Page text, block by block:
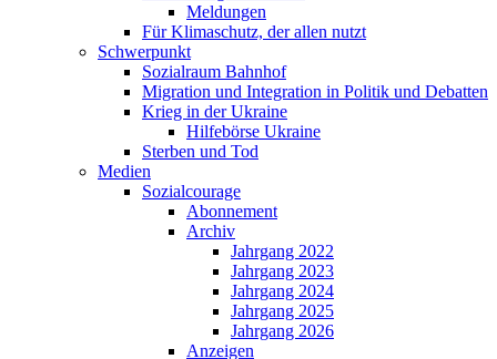
Meldungen
Für Klimaschutz, der allen nutzt
Schwerpunkt
Sozialraum Bahnhof
Migration und Integration in Politik und Debatten
Krieg in der Ukraine
Hilfebörse Ukraine
Sterben und Tod
Medien
Sozialcourage
Abonnement
Archiv
Jahrgang 2022
Jahrgang 2023
Jahrgang 2024
Jahrgang 2025
Jahrgang 2026
Anzeigen